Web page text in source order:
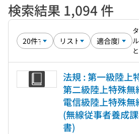
検索結果 1,094 件
法規 : 第一級陸上
第二級陸上特殊無
電信級陸上特殊無
(無線従事者養成
書)